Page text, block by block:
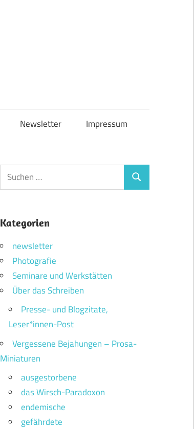
Newsletter Impressum
Suchen
nach:
Suchen
Kategorien
newsletter
Photografie
Seminare und Werkstätten
Über das Schreiben
Presse- und Blogzitate,
Leser*innen-Post
Vergessene Bejahungen – Prosa-
Miniaturen
ausgestorbene
das Wirsch-Paradoxon
endemische
gefährdete